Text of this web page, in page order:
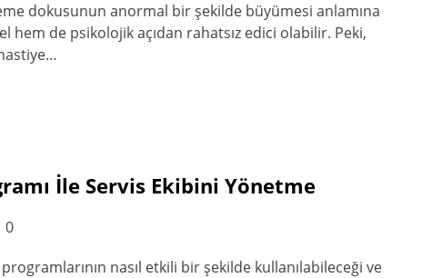
dokusunun anormal bir şekilde büyümesi anlamına
hem de psikolojik açıdan rahatsız edici olabilir. Peki,
İle Servis Ekibini Yönetme
0
nasıl etkili bir şekilde kullanılabileceği ve